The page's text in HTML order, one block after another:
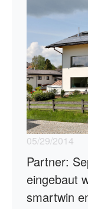
05/29/2014
Partner:
eingebaut
smartwin